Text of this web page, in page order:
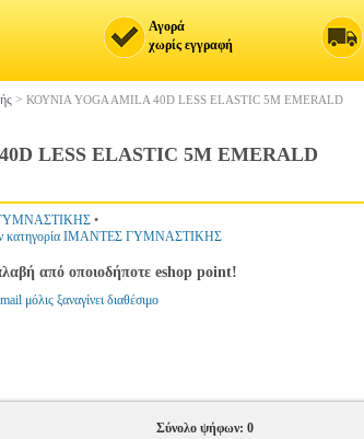
Αγορά
χωρίς εγγραφή
> ΚΟΥΝΙΑ YOGA AMILA 40D LESS ELASTIC 5M EMERALD
LESS ELASTIC 5M EMERALD
•
κατηγορία ΙΜΑΝΤΕΣ ΓΥΜΝΑΣΤΙΚΗΣ
από οποιοδήποτε eshop point!
μόλις ξαναγίνει διαθέσιμο
Σύνολο ψήφων: 0